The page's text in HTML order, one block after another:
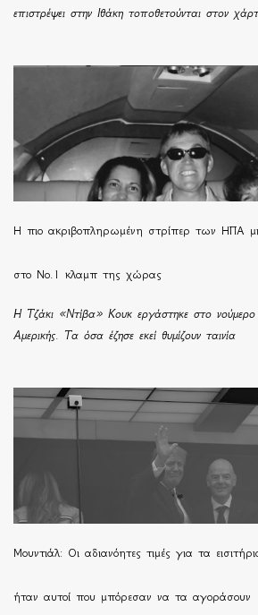
επιστρέψει στην Ιθάκη τοποθετούνται στον
H πιο ακριβοπληρωμένη στρίπερ των ΗΠΑ
στο Νο.1 κλαμπ της χώρας
Η Τζάκι «Ντίβα» Κουκ εργάστηκε στο
Αμερικής. Τα όσα έζησε εκεί θυμίζουν ταινία
Μουντιάλ: Οι αδιανόητες τιμές για τα
ήταν αυτοί που μπόρεσαν να τα αγοράσουν